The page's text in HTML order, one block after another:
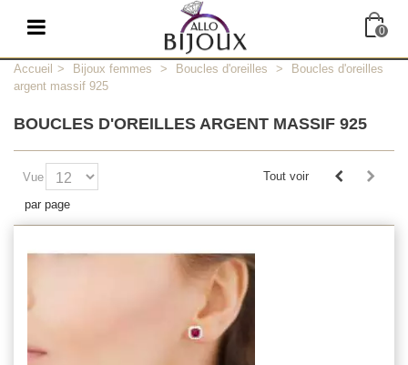
0
Accueil > Bijoux femmes > Boucles d'oreilles >
Boucles d'oreilles
argent massif 925
BOUCLES D'OREILLES ARGENT MASSIF 925
Vue
par page
Tout voir